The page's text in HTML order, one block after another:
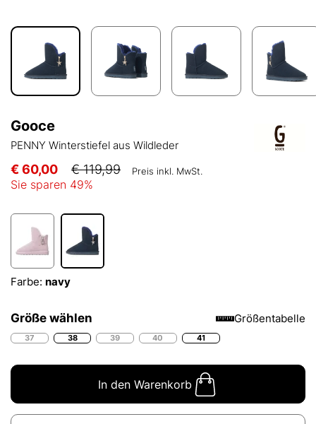
Gooce
PENNY Winterstiefel aus Wildleder
€ 60,00 € 119,99 Preis inkl. MwSt.
Sie sparen 49%
Farbe: navy
Größe wählen Größentabelle
37 38 39 40 41
In den Warenkorb